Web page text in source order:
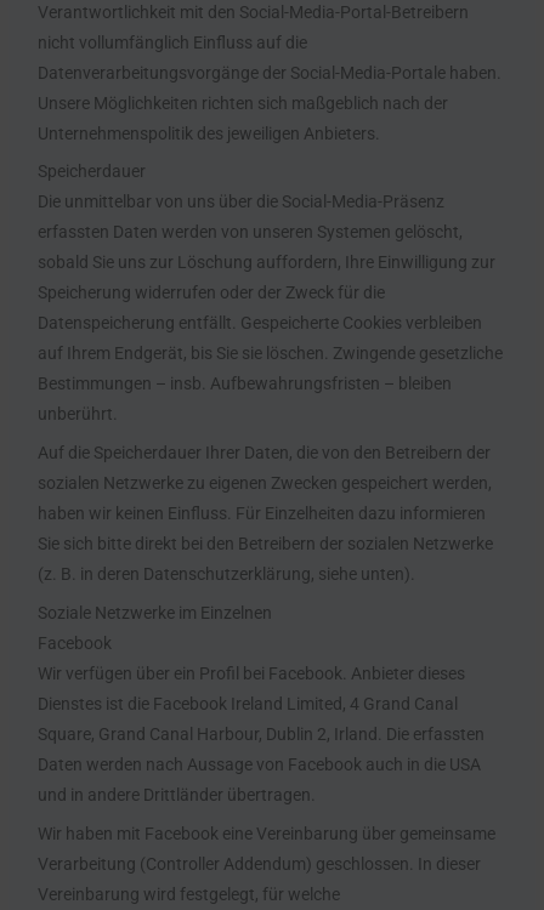
Verantwortlichkeit mit den Social-Media-Portal-Betreibern
nicht vollumfänglich Einfluss auf die
Datenverarbeitungsvorgänge der Social-Media-Portale haben.
Unsere Möglichkeiten richten sich maßgeblich nach der
Unternehmenspolitik des jeweiligen Anbieters.
Speicherdauer
Die unmittelbar von uns über die Social-Media-Präsenz
erfassten Daten werden von unseren Systemen gelöscht,
sobald Sie uns zur Löschung auffordern, Ihre Einwilligung zur
Speicherung widerrufen oder der Zweck für die
Datenspeicherung entfällt. Gespeicherte Cookies verbleiben
auf Ihrem Endgerät, bis Sie sie löschen. Zwingende gesetzliche
Bestimmungen – insb. Aufbewahrungsfristen – bleiben
unberührt.
Auf die Speicherdauer Ihrer Daten, die von den Betreibern der
sozialen Netzwerke zu eigenen Zwecken gespeichert werden,
haben wir keinen Einfluss. Für Einzelheiten dazu informieren
Sie sich bitte direkt bei den Betreibern der sozialen Netzwerke
(z. B. in deren Datenschutzerklärung, siehe unten).
Soziale Netzwerke im Einzelnen
Facebook
Wir verfügen über ein Profil bei Facebook. Anbieter dieses
Dienstes ist die Facebook Ireland Limited, 4 Grand Canal
Square, Grand Canal Harbour, Dublin 2, Irland. Die erfassten
Daten werden nach Aussage von Facebook auch in die USA
und in andere Drittländer übertragen.
Wir haben mit Facebook eine Vereinbarung über gemeinsame
Verarbeitung (Controller Addendum) geschlossen. In dieser
Vereinbarung wird festgelegt, für welche